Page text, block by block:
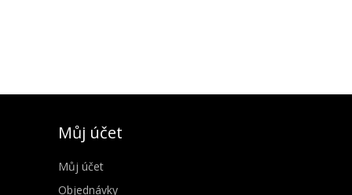
Můj účet
Můj účet
Objednávky